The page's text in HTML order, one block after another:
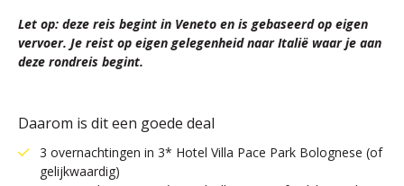
Let op: deze reis begint in Veneto en is gebaseerd op eigen
vervoer. Je reist op eigen gelegenheid naar Italië waar je aan
deze rondreis begint.
Daarom is dit een goede deal
3 overnachtingen in 3* Hotel Villa Pace Park Bolognese (of
gelijkwaardig)